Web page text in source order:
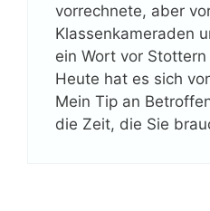
vorrechnete, aber
Klassenkameraden
ein Wort vor
Heute hat es sich
Mein Tip an
die Zeit, die Sie